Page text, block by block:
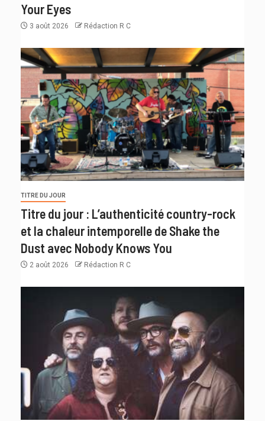
Your Eyes
3 août 2026 Rédaction R C
TITRE DU JOUR
Titre du jour : L’authenticité country-rock
et la chaleur intemporelle de Shake the
Dust avec Nobody Knows You
2 août 2026 Rédaction R C